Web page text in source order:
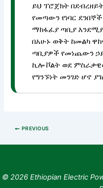
ይህ ፕሮጀክት
የመጣውን የነባር
ማከፋፈያ ጣቢያ
በአሁኑ ወቅት ከመልካ
ጣቢያዎች የመነጨውን
ኪሎ ቮልት ወደ
የግንኙነት መንገድ ሆኖ
PREVIOUS
© 2026 Ethiopian Electric